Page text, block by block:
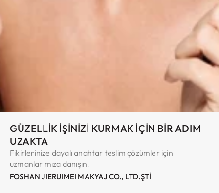
GÜZELLIK İŞINIZI KURMAK İÇIN BIR ADIM
UZAKTA
Fikirlerinize dayalı anahtar teslim çözümler için
uzmanlarımıza danışın.
FOSHAN JIERUIMEI MAKYAJ CO., LTD.ŞTİ